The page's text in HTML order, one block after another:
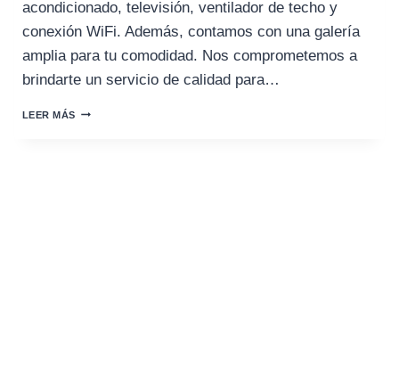
acondicionado, televisión, ventilador de techo y
conexión WiFi. Además, contamos con una galería
amplia para tu comodidad. Nos comprometemos a
brindarte un servicio de calidad para…
LEER MÁSNUEVO